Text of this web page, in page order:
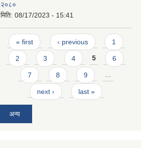
२०८०
मिति: 08/17/2023 - 15:41
Pages
« first ‹ previous 1
2 3 4 5 6
7 8 9 …
next › last »
अन्य